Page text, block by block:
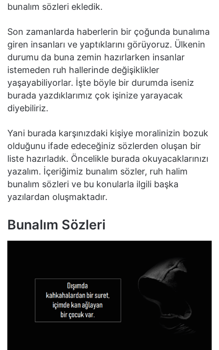
bunalım sözleri ekledik.
Son zamanlarda haberlerin bir çoğunda bunalıma
giren insanları ve yaptıklarını görüyoruz. Ülkenin
durumu da buna zemin hazırlarken insanlar
istemeden ruh hallerinde değişiklikler
yaşayabiliyorlar. İşte böyle bir durumda iseniz
burada yazdıklarımız çok işinize yarayacak
diyebiliriz.
Yani burada karşınızdaki kişiye moralinizin bozuk
olduğunu ifade edeceğiniz sözlerden oluşan bir
liste hazırladık. Öncelikle burada okuyacaklarınızı
yazalım. İçeriğimiz bunalım sözler, ruh halim
bunalım sözleri ve bu konularla ilgili başka
yazılardan oluşmaktadır.
Bunalım Sözleri